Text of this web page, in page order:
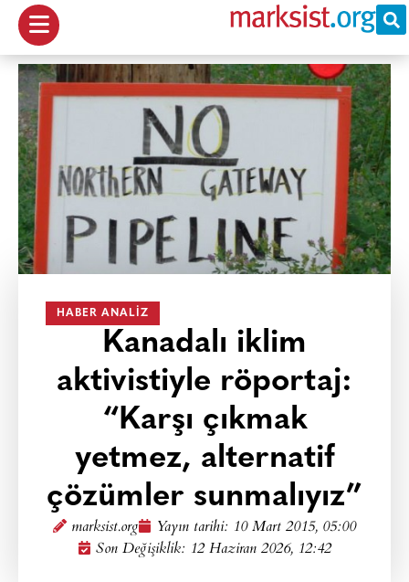
HABER ANALIZ
Kanadalı iklim
aktivistiyle röportaj:
“Karşı çıkmak
yetmez, alternatif
çözümler sunmalıyız”
marksist.org Yayın tarihi: 10 Mart 2015, 05:00
Son Değişiklik: 12 Haziran 2026, 12:42